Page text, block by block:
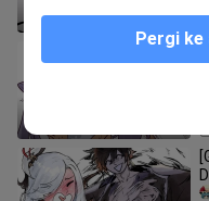
Pergi ke